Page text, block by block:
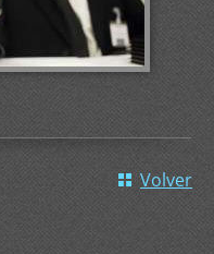
Volver